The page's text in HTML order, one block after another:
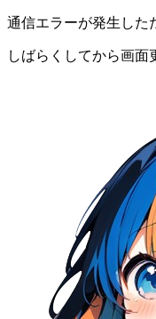
通信エラーが発生した
しばらくしてから画面